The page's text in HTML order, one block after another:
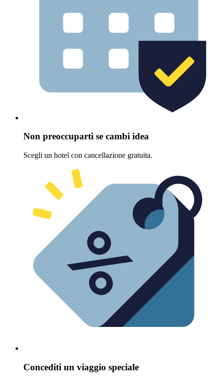
Non preoccuparti se cambi idea
Scegli un hotel con cancellazione gratuita.
Concediti un viaggio speciale